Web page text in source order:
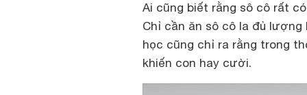
Ai cũng biết rằng sô cô rất
Chỉ cần ăn sô cô la đủ
học cũng chỉ ra rằng trong
khiến con hay cười.